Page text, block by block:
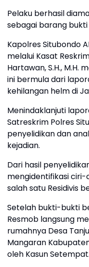
Pelaku berhasil
sebagai barang
Kapolres Situbondo
melalui Kasat
Hartawan, S.H.,
ini bermula dari
kehilangan helm di
Menindaklanjuti
Satreskrim Polres
penyelidikan dan
kejadian.
Dari hasil
mengidentifikasi
salah satu Residivis
Setelah bukti-bukti
Resmob langsung
rumahnya Desa
Mangaran
oleh Kasun Setempat.